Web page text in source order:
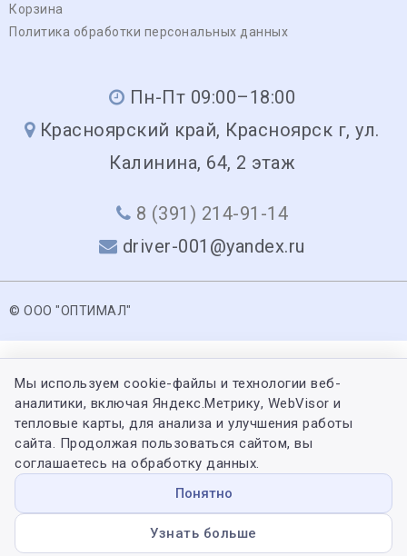
Корзина
Политика обработки персональных данных
Пн-Пт 09:00–18:00
Красноярский край, Красноярск г, ул.
Калинина, 64, 2 этаж
8 (391) 214-91-14
driver-001@yandex.ru
© ООО "ОПТИМАЛ"
Мы используем cookie-файлы и технологии веб-
аналитики, включая Яндекс.Метрику, WebVisor и
тепловые карты, для анализа и улучшения работы
сайта. Продолжая пользоваться сайтом, вы
соглашаетесь на обработку данных.
Понятно
Узнать больше